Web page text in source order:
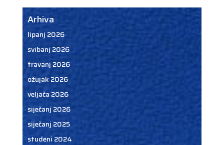
Arhiva
lipanj 2026
svibanj 2026
travanj 2026
ožujak 2026
veljača 2026
siječanj 2026
siječanj 2025
studeni 2024